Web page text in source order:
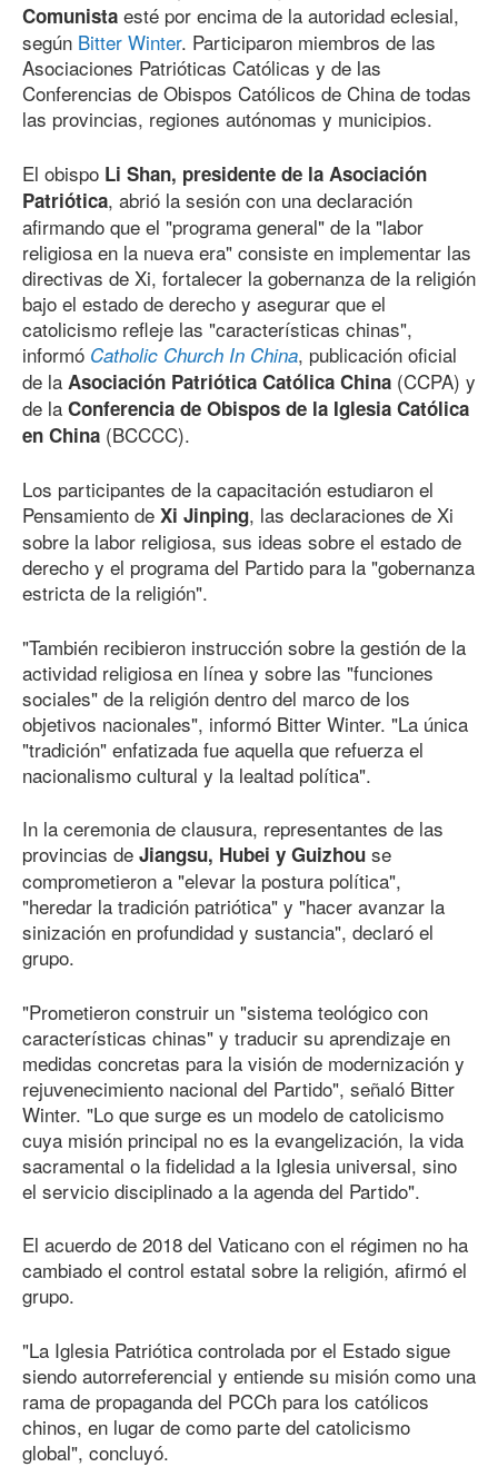
Comunista esté por encima de la autoridad eclesial,
según Bitter Winter. Participaron miembros de las
Asociaciones Patrióticas Católicas y de las
Conferencias de Obispos Católicos de China de todas
las provincias, regiones autónomas y municipios.
El obispo Li Shan, presidente de la Asociación
Patriótica, abrió la sesión con una declaración
afirmando que el "programa general" de la "labor
religiosa en la nueva era" consiste en implementar las
directivas de Xi, fortalecer la gobernanza de la religión
bajo el estado de derecho y asegurar que el
catolicismo refleje las "características chinas",
informó Catholic Church In China, publicación oficial
de la Asociación Patriótica Católica China (CCPA) y
de la Conferencia de Obispos de la Iglesia Católica
en China (BCCCC).
Los participantes de la capacitación estudiaron el
Pensamiento de Xi Jinping, las declaraciones de Xi
sobre la labor religiosa, sus ideas sobre el estado de
derecho y el programa del Partido para la "gobernanza
estricta de la religión".
"También recibieron instrucción sobre la gestión de la
actividad religiosa en línea y sobre las "funciones
sociales" de la religión dentro del marco de los
objetivos nacionales", informó Bitter Winter. "La única
"tradición" enfatizada fue aquella que refuerza el
nacionalismo cultural y la lealtad política".
In la ceremonia de clausura, representantes de las
provincias de Jiangsu, Hubei y Guizhou se
comprometieron a "elevar la postura política",
"heredar la tradición patriótica" y "hacer avanzar la
sinización en profundidad y sustancia", declaró el
grupo.
"Prometieron construir un "sistema teológico con
características chinas" y traducir su aprendizaje en
medidas concretas para la visión de modernización y
rejuvenecimiento nacional del Partido", señaló Bitter
Winter. "Lo que surge es un modelo de catolicismo
cuya misión principal no es la evangelización, la vida
sacramental o la fidelidad a la Iglesia universal, sino
el servicio disciplinado a la agenda del Partido".
El acuerdo de 2018 del Vaticano con el régimen no ha
cambiado el control estatal sobre la religión, afirmó el
grupo.
"La Iglesia Patriótica controlada por el Estado sigue
siendo autorreferencial y entiende su misión como una
rama de propaganda del PCCh para los católicos
chinos, en lugar de como parte del catolicismo
global", concluyó.